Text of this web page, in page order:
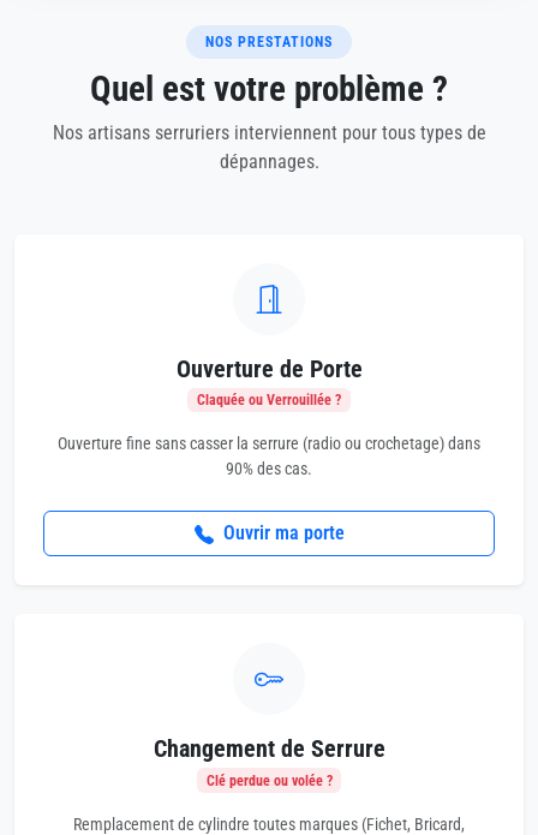
NOS PRESTATIONS
Quel est votre problème ?
Nos artisans serruriers interviennent pour tous types de
dépannages.
Ouverture de Porte
Claquée ou Verrouillée ?
Ouverture fine sans casser la serrure (radio ou crochetage) dans
90% des cas.
Ouvrir ma porte
Changement de Serrure
Clé perdue ou volée ?
Remplacement de cylindre toutes marques (Fichet, Bricard,